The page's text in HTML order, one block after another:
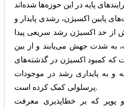
پایین اکسیژن، رشدی پایدار و
از حد اکسیژن رشد سریعی پیدا
به شدت جهش می‌یابند و از بین
که کمبود اکسیژن در گذشته‌های
و به پایداری رشد در موجودات
پرسلولی کمک کرده است.
پوپر که بر خطاپذیری معرفت